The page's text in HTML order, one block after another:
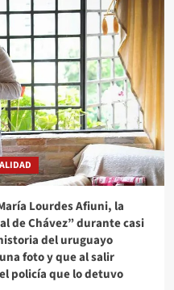
Lourdes Afiuni, la
de Chávez” durante casi
del uruguayo
foto y que al salir
policía que lo detuvo